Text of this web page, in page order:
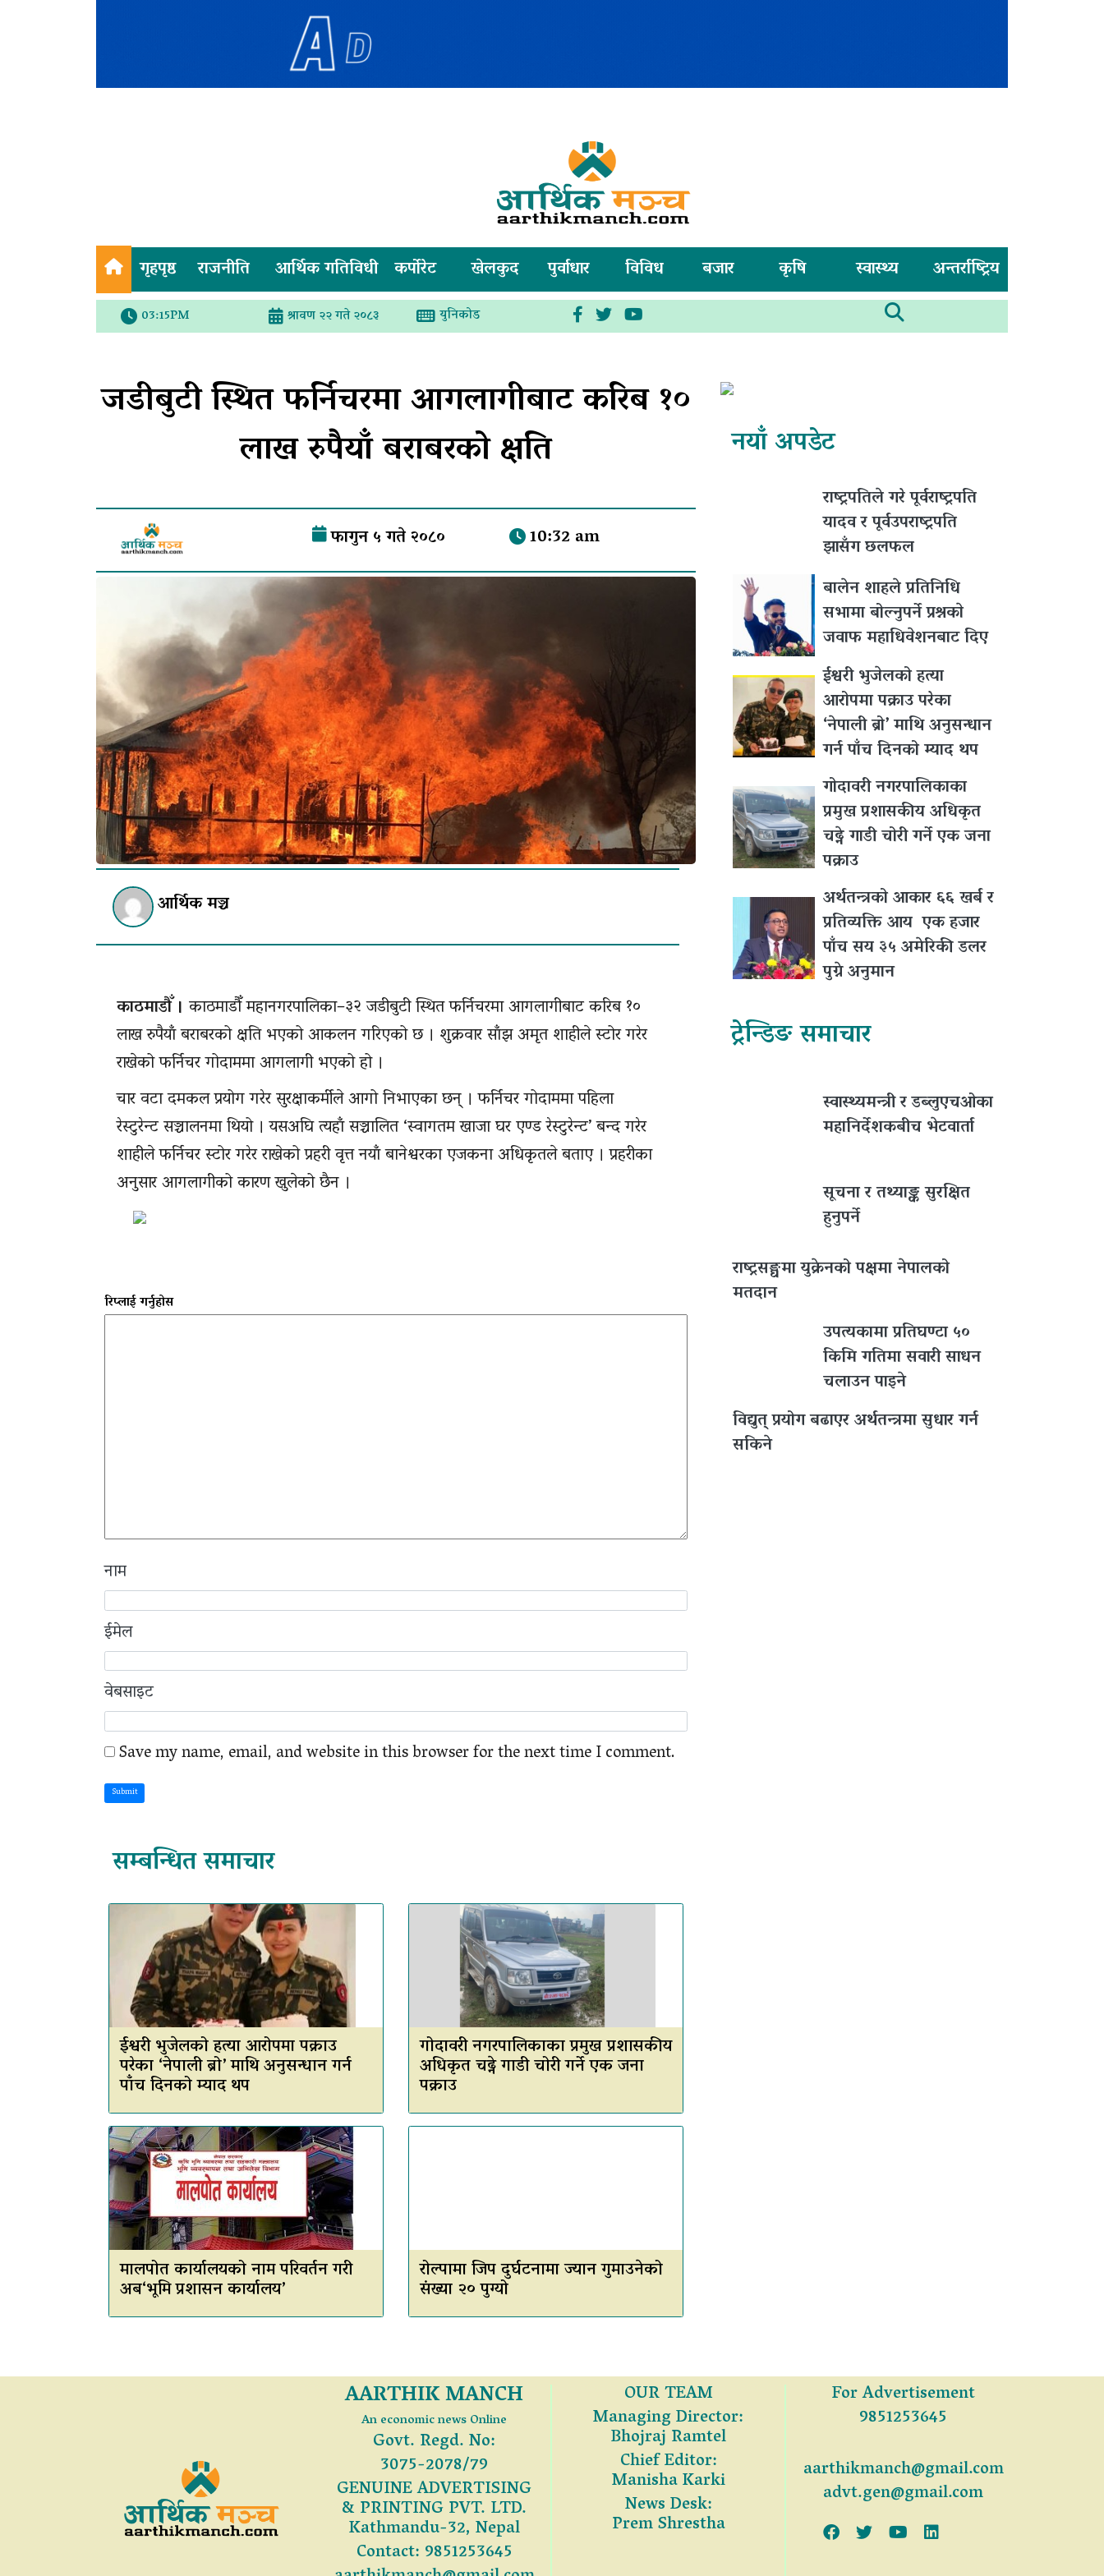
गृहपृष्ठ राजनीति आर्थिक गतिविधी कर्पोरेट खेलकुद पुर्वाधार विविध बजार कृषि स्वास्थ्य अन्तर्राष्ट्रिय
03:15PM श्रावण २२ गते २०८३ युनिकोड
जडीबुटी स्थित फर्निचरमा आगलागीबाट करिब १०
लाख रुपैयाँ बराबरको क्षति
फागुन ५ गते २०८० 10:32 am
आर्थिक मञ्च
काठमाडौँ । काठमाडौँ महानगरपालिका–३२ जडीबुटी स्थित फर्निचरमा आगलागीबाट करिब १०
लाख रुपैयाँ बराबरको क्षति भएको आकलन गरिएको छ । शुक्रवार साँझ अमृत शाहीले स्टोर गरेर
राखेको फर्निचर गोदाममा आगलागी भएको हो ।
चार वटा दमकल प्रयोग गरेर सुरक्षाकर्मीले आगो निभाएका छन् । फर्निचर गोदाममा पहिला
रेस्टुरेन्ट सञ्चालनमा थियो । यसअघि त्यहाँ सञ्चालित ‘स्वागतम खाजा घर एण्ड रेस्टुरेन्ट’ बन्द गरेर
शाहीले फर्निचर स्टोर गरेर राखेको प्रहरी वृत्त नयाँ बानेश्वरका एजकना अधिकृतले बताए । प्रहरीका
अनुसार आगलागीको कारण खुलेको छैन ।
रिप्लाई गर्नुहोस
नाम
ईमेल
वेबसाइट
Save my name, email, and website in this browser for the next time I comment.
Submit
सम्बन्धित समाचार
ईश्वरी भुजेलको हत्या आरोपमा पक्राउ
परेका ‘नेपाली ब्रो’ माथि अनुसन्धान गर्न
पाँच दिनको म्याद थप
गोदावरी नगरपालिकाका प्रमुख प्रशासकीय
अधिकृत चढ्ने गाडी चोरी गर्ने एक जना
पक्राउ
मालपोत कार्यालयको नाम परिवर्तन गरी
अब‘भूमि प्रशासन कार्यालय’
रोल्पामा जिप दुर्घटनामा ज्यान गुमाउनेको
संख्या २० पुग्यो
नयाँ अपडेट
राष्ट्रपतिले गरे पूर्वराष्ट्रपति
यादव र पूर्वउपराष्ट्रपति
झासँग छलफल
बालेन शाहले प्रतिनिधि
सभामा बोल्नुपर्ने प्रश्नकाे
जवाफ महाधिवेशनबाट दिए
ईश्वरी भुजेलको हत्या
आरोपमा पक्राउ परेका
‘नेपाली ब्रो’ माथि अनुसन्धान
गर्न पाँच दिनको म्याद थप
गोदावरी नगरपालिकाका
प्रमुख प्रशासकीय अधिकृत
चढ्ने गाडी चोरी गर्ने एक जना
पक्राउ
अर्थतन्त्रको आकार ६६ खर्ब र
प्रतिव्यक्ति आय एक हजार
पाँच सय ३५ अमेरिकी डलर
पुग्ने अनुमान
ट्रेन्डिङ समाचार
स्वास्थ्यमन्त्री र डब्लुएचओका
महानिर्देशकबीच भेटवार्ता
सूचना र तथ्याङ्क सुरक्षित
हुनुपर्ने
राष्ट्रसङ्घमा युक्रेनको पक्षमा नेपालको
मतदान
उपत्यकामा प्रतिघण्टा ५०
किमि गतिमा सवारी साधन
चलाउन पाइने
विद्युत् प्रयोग बढाएर अर्थतन्त्रमा सुधार गर्न
सकिने
AARTHIK MANCH
An economic news Online
Govt. Regd. No:
3075-2078/79
GENUINE ADVERTISING
& PRINTING PVT. LTD.
Kathmandu-32, Nepal
Contact: 9851253645
OUR TEAM
Managing Director:
Bhojraj Ramtel
Chief Editor:
Manisha Karki
News Desk:
Prem Shrestha
For Advertisement
9851253645
aarthikmanch@gmail.com
advt.gen@gmail.com